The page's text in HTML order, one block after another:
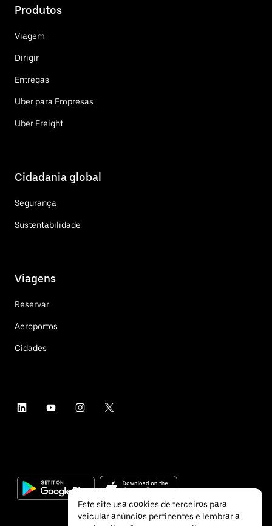
Produtos
Viagem
Dirigir
Entregas
Uber para Empresas
Uber Freight
Cidadania global
Segurança
Sustentabilidade
Viagens
Reservar
Aeroportos
Cidades
Este site usa cookies de terceiros para
veicular anúncios pertinentes e lembrar a